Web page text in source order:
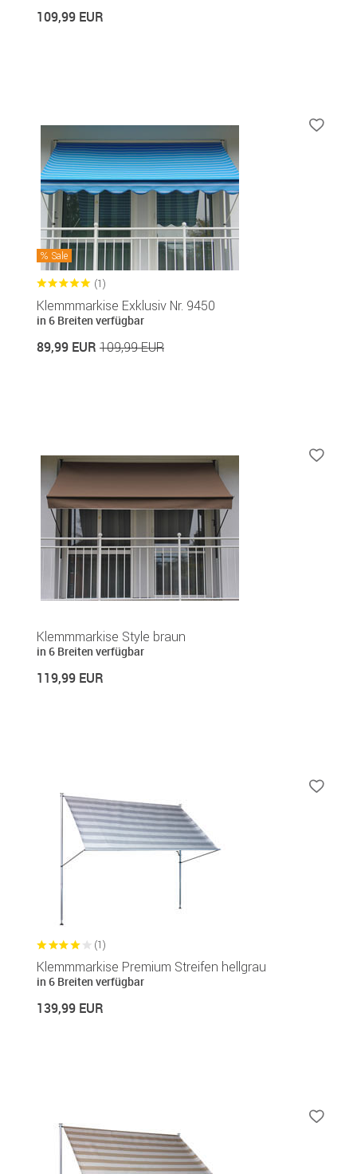
109,99 EUR
Sale
(1)
Klemmmarkise Exklusiv Nr. 9450
in 6 Breiten verfügbar
89,99 EUR 109,99 EUR
Klemmmarkise Style braun
in 6 Breiten verfügbar
119,99 EUR
(1)
Klemmmarkise Premium Streifen hellgrau
in 6 Breiten verfügbar
139,99 EUR